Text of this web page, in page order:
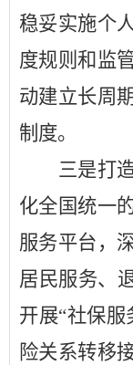
稳妥实施个
度规则和监
动建立长周
制度。
三是打造
化全国统一
服务平台，
居民服务、
开展“社保
险关系转移